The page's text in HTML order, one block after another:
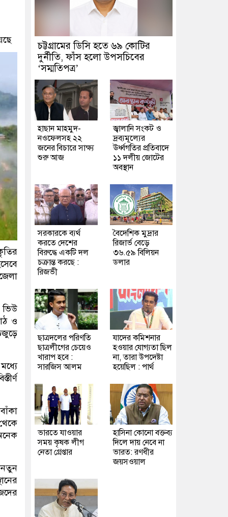
ভিউ
ও
নতুন
চট্টগ্রামের ডিসি হতে ৬৯ কোটির
দুর্নীতি, ফাঁস হলো উপসচিবের
‘সম্মতিপত্র’
হাছান মাহমুদ-
নওফেলসহ ২২
জনের বিচারে সাক্ষ্য
শুরু আজ
জ্বালানি সংকট ও
দ্রব্যমূল্যের
ঊর্ধ্বগতির প্রতিবাদে
১১ দলীয় জোটের
অবস্থান
সরকারকে ব্যর্থ
করতে দেশের
বিরুদ্ধে একটি দল
চক্রান্ত করছে :
রিজভী
বৈদেশিক মুদ্রার
রিজার্ভ বেড়ে
৩৬.৫৯ বিলিয়ন
ডলার
ছাত্রদলের পরিণতি
ছাত্রলীগের চেয়েও
খারাপ হবে :
সারজিস আলম
যাদের কমিশনার
হওয়ার যোগ্যতা ছিল
না, তারা উপদেষ্টা
হয়েছিল : পার্থ
ভারতে যাওয়ার
সময় কৃষক লীগ
নেতা গ্রেপ্তার
হাসিনা কোনো বক্তব্য
দিলে দায় নেবে না
ভারত: রণধীর
জয়সওয়াল